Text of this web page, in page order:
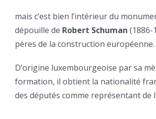
mais c’est bien l’intérieur du
dépouille de Robert Schuman (1886-
pères de la construction européenne.
D’origine luxembourgeoise par sa
formation, il obtient la nationalité
des députés comme représentant de